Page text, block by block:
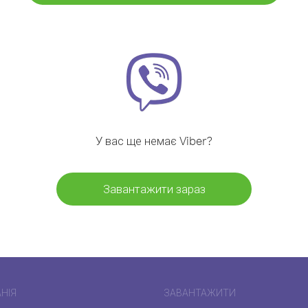
У вас ще немає Viber?
Завантажити зараз
ЗАВАНТАЖИТИ